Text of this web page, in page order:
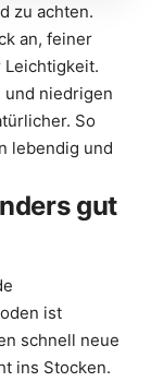
zu achten.
an, feiner
Leichtigkeit.
und niedrigen
So
lebendig und
gut
ist
schnell neue
ins Stocken.